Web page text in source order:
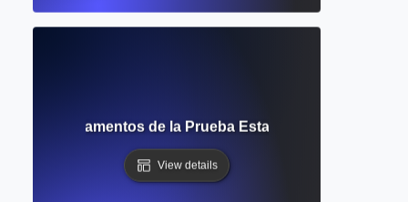
Nula: Fundamentos de la Prueba Estadística y la
View details